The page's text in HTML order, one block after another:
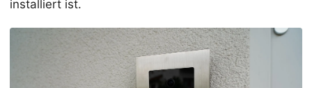
installiert ist.